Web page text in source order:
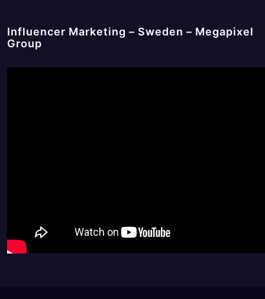
Influencer Marketing – Sweden – Megapixel
Group